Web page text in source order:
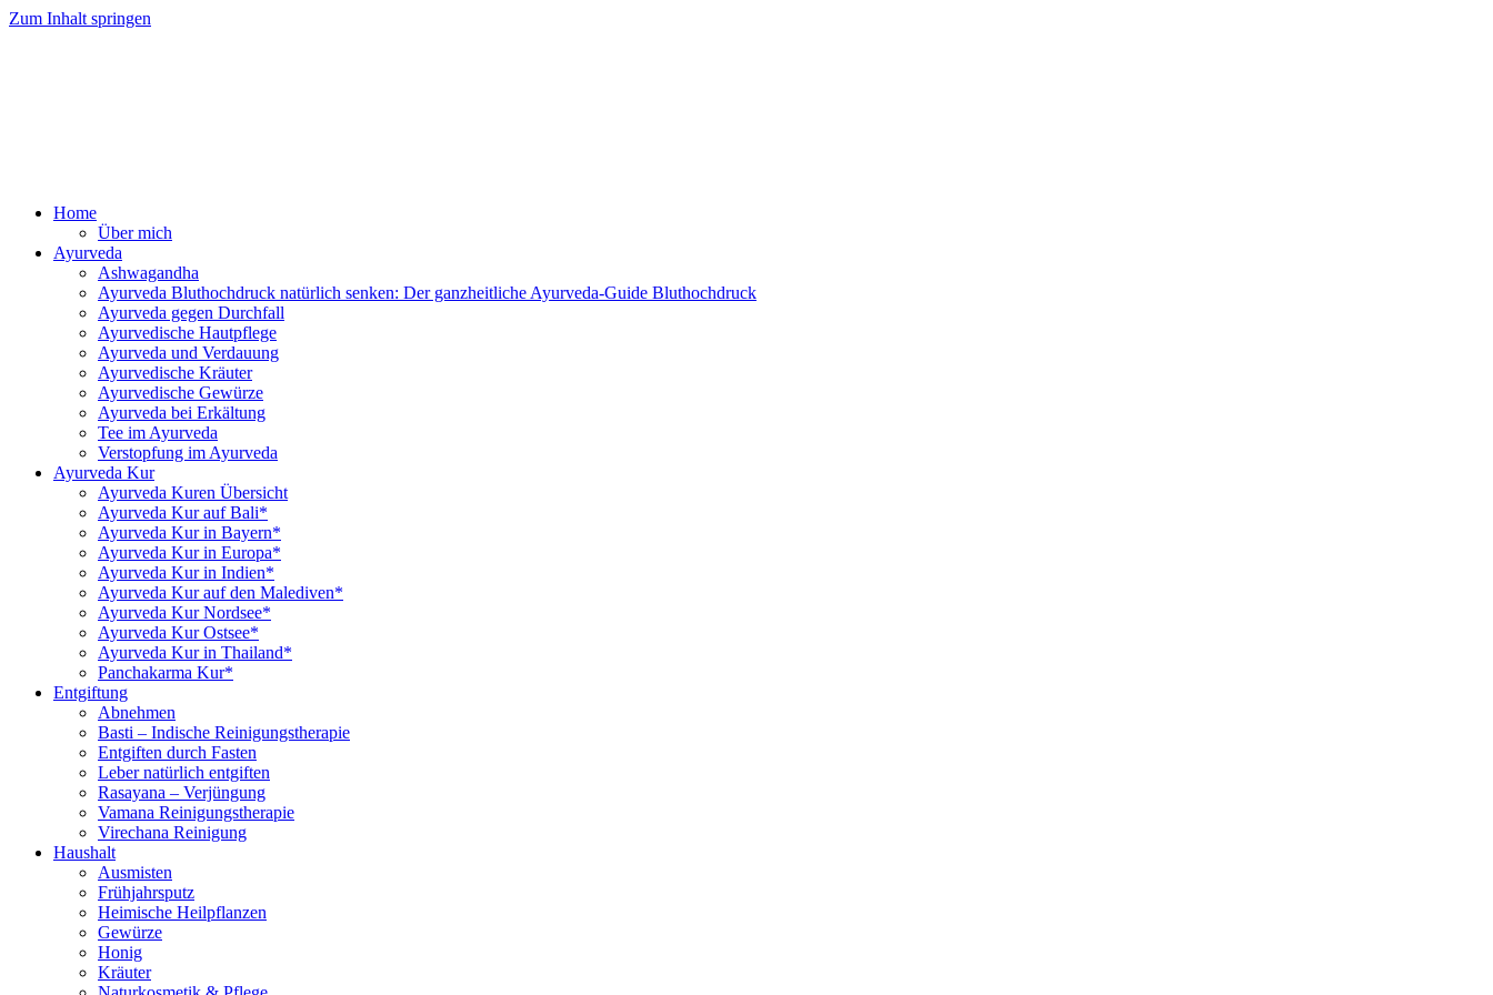
Zum Inhalt springen
Home
Über mich
Ayurveda
Ashwagandha
Ayurveda Bluthochdruck natürlich senken: Der ganzheitliche Ayurveda-Guide Bluthochdruck
Ayurveda gegen Durchfall
Ayurvedische Hautpflege
Ayurveda und Verdauung
Ayurvedische Kräuter
Ayurvedische Gewürze
Ayurveda bei Erkältung
Tee im Ayurveda
Verstopfung im Ayurveda
Ayurveda Kur
Ayurveda Kuren Übersicht
Ayurveda Kur auf Bali*
Ayurveda Kur in Bayern*
Ayurveda Kur in Europa*
Ayurveda Kur in Indien*
Ayurveda Kur auf den Malediven*
Ayurveda Kur Nordsee*
Ayurveda Kur Ostsee*
Ayurveda Kur in Thailand*
Panchakarma Kur*
Entgiftung
Abnehmen
Basti – Indische Reinigungstherapie
Entgiften durch Fasten
Leber natürlich entgiften
Rasayana – Verjüngung
Vamana Reinigungstherapie
Virechana Reinigung
Haushalt
Ausmisten
Frühjahrsputz
Heimische Heilpflanzen
Gewürze
Honig
Kräuter